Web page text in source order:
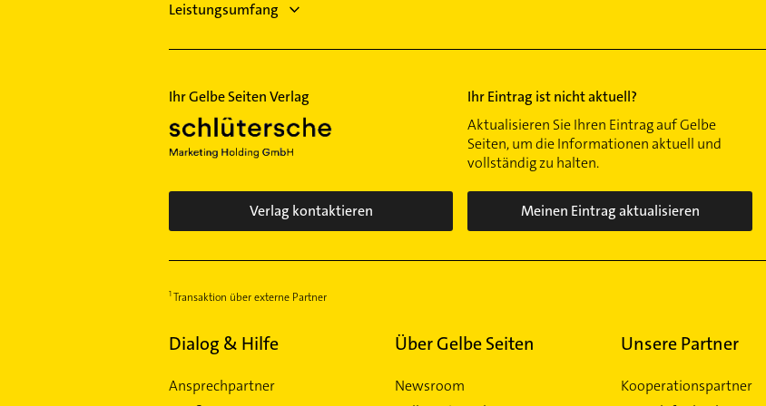
Leistungsumfang
Ihr Gelbe Seiten Verlag
Verlag kontaktieren
Ihr Eintrag ist nicht aktuell?
Aktualisieren Sie Ihren Eintrag auf Gelbe
Seiten, um die Informationen aktuell und
vollständig zu halten.
Meinen Eintrag aktualisieren
Transaktion über externe Partner
Dialog & Hilfe
Ansprechpartner
Über Gelbe Seiten
Newsroom
Unsere Partner
Kooperationspartner